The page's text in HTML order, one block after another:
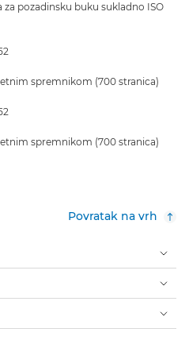
pozadinsku buku sukladno ISO
spremnikom (700 stranica)
spremnikom (700 stranica)
Povratak na vrh